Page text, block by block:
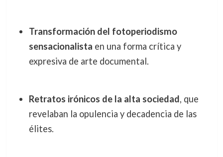
Transformación del fotoperiodismo
sensacionalista en una forma crítica y
expresiva de arte documental.
Retratos irónicos de la alta sociedad, que
revelaban la opulencia y decadencia de las
élites.